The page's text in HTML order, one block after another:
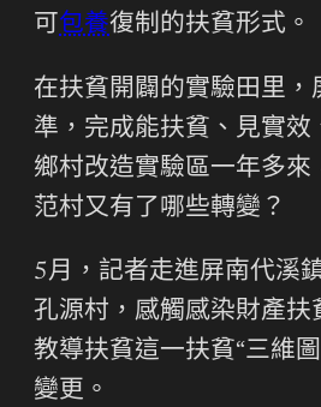
可包養復制的扶貧形式。
在扶貧開闢的實驗田里，
準，完成能扶貧、見實效
鄉村改造實驗區一年多來
范村又有了哪些轉變？
5月，記者走進屏南代溪
孔源村，感觸感染財產扶
教導扶貧這一扶貧“三維
變更。